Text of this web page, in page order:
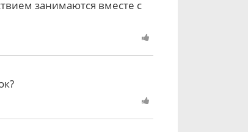
занимаются вместе с